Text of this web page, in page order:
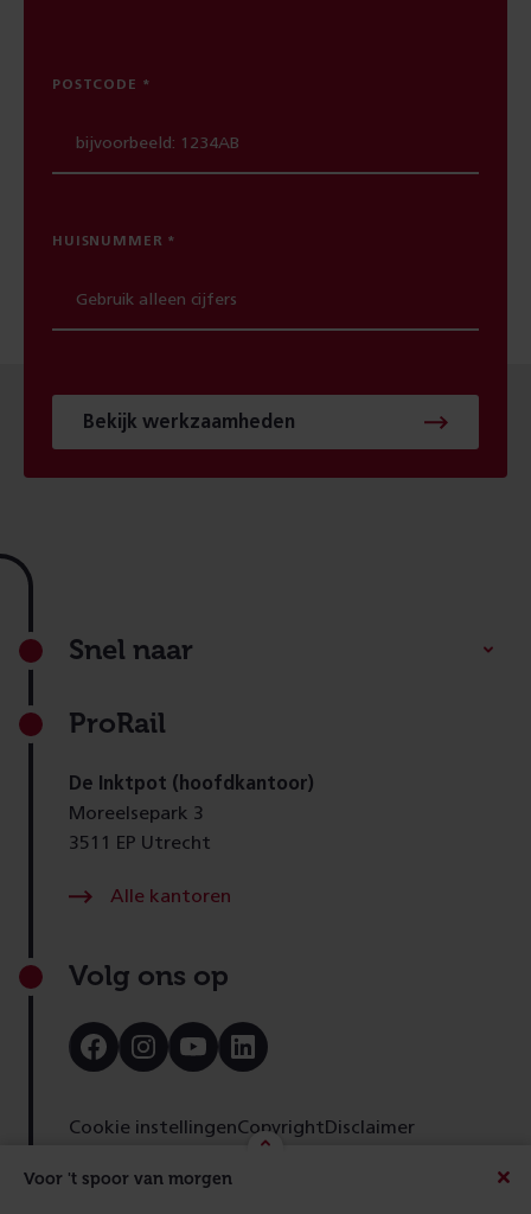
Voor 't spoor van morgen
POSTCODE
HUISNUMMER
Bekijk werkzaamheden
Footer
Snel naar
ProRail
De Inktpot (hoofdkantoor)
Moreelsepark 3
3511 EP Utrecht
Alle kantoren
Volg ons op
Bezoek
onze
Bezoek
onze
Bezoek
onze
Bezoek
onze
Cookie instellingenCopyright Disclaimer